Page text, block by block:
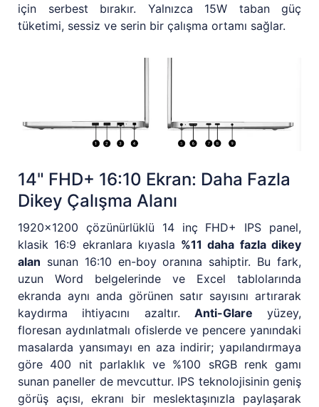
için serbest bırakır. Yalnızca 15W taban güç
tüketimi, sessiz ve serin bir çalışma ortamı sağlar.
14" FHD+ 16:10 Ekran: Daha Fazla
Dikey Çalışma Alanı
1920x1200 çözünürlüklü 14 inç FHD+ IPS panel,
klasik 16:9 ekranlara kıyasla %11 daha fazla dikey
alan sunan 16:10 en-boy oranına sahiptir. Bu fark,
uzun Word belgelerinde ve Excel tablolarında
ekranda aynı anda görünen satır sayısını artırarak
kaydırma ihtiyacını azaltır. Anti-Glare yüzey,
floresan aydınlatmalı ofislerde ve pencere yanındaki
masalarda yansımayı en aza indirir; yapılandırmaya
göre 400 nit parlaklık ve %100 sRGB renk gamı
sunan paneller de mevcuttur. IPS teknolojisinin geniş
görüş açısı, ekranı bir meslektaşınızla paylaşarak